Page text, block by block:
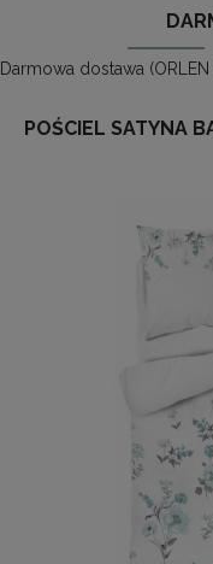
Darmowa dostawa
POŚCIEL SATYNA